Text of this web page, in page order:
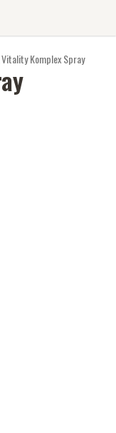
Vitality Komplex Spray